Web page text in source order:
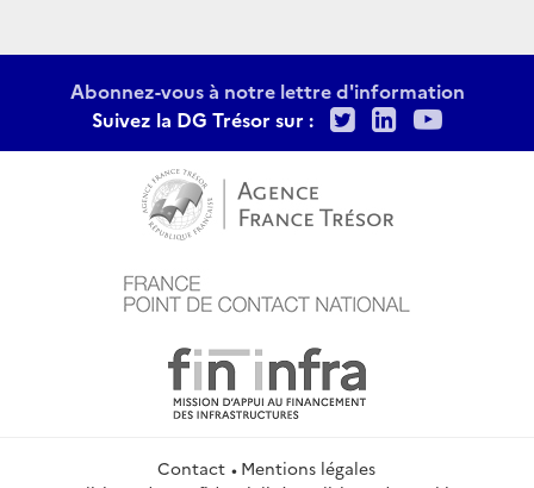
Abonnez-vous à notre lettre d'information
Suivez la DG Trésor sur :
TwitterLinkedIn
Contact
Mentions légales